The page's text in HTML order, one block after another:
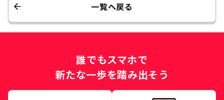
一覧へ戻る
誰でもスマホで
新たな一歩を踏み出そう